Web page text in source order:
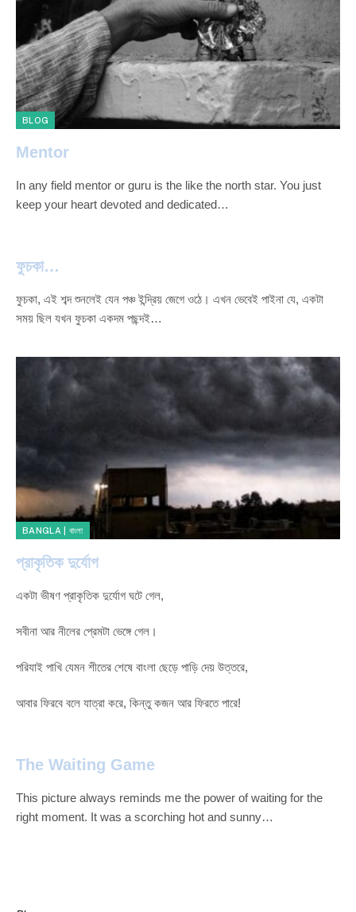
BLOG
Mentor
In any field mentor or guru is the like the north star. You just
keep your heart devoted and dedicated…
ফুচকা…
ফুচকা, এই শব্দ শুনলেই যেন পঞ্চ ইন্দ্রিয় জেগে ওঠে। এখন ভেবেই পাইনা যে, একটা
সময় ছিল যখন ফুচকা একদম পছন্দই…
BANGLA | বাংলা
প্রাকৃতিক দুর্যোগ
একটা ভীষণ প্রাকৃতিক দুর্যোগ ঘটে গেল,
সবীনা আর নীলের প্রেমটা ভেঙ্গে গেল।
পরিযাই পাখি যেমন শীতের শেষে বাংলা ছেড়ে পাড়ি দেয় উত্তরে,
আবার ফিরবে বলে যাত্রা করে, কিন্তু কজন আর ফিরতে পারে!
The Waiting Game
This picture always reminds me the power of waiting for the
right moment. It was a scorching hot and sunny…